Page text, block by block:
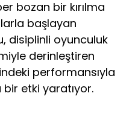
bozan bir kırılma
başlayan
disiplinli oyunculuk
derinleştiren
performansıyla
etki yaratıyor.